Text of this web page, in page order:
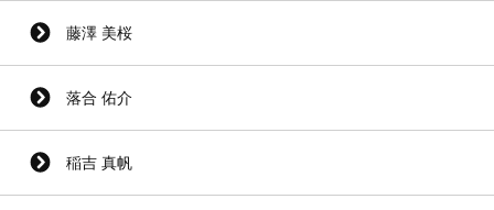
藤澤 美桜
落合 佑介
稲吉 真帆